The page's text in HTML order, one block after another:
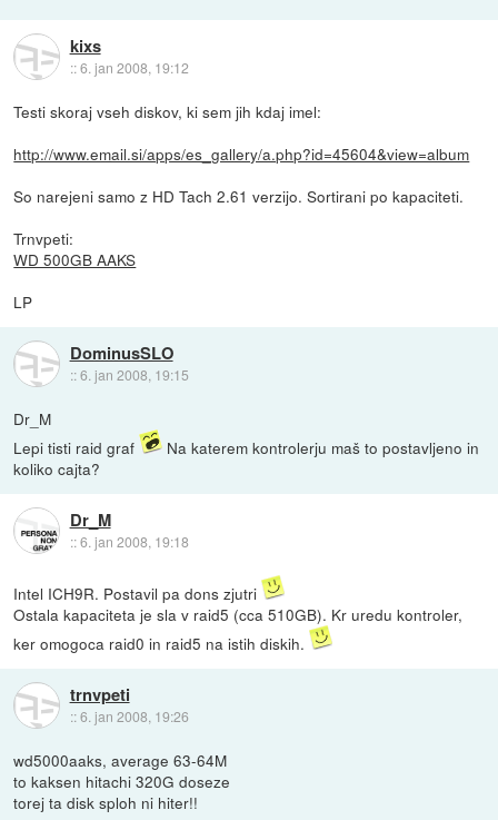
kixs
::6. jan 2008, 19:12
Testi skoraj vseh diskov, ki sem jih kdaj imel:
http://www.email.si/apps/es_gallery/a.php?id=45604&view=album
So narejeni samo z HD Tach 2.61 verzijo. Sortirani po kapaciteti.
Trnvpeti:
WD 500GB AAKS
LP
DominusSLO
::6. jan 2008, 19:15
Dr_M
Lepi tisti raid graf
Na katerem kontrolerju maš to postavljeno in
koliko cajta?
Dr_M
::6. jan 2008, 19:18
Intel ICH9R. Postavil pa dons zjutri
Ostala kapaciteta je sla v raid5 (cca 510GB). Kr uredu kontroler,
ker omogoca raid0 in raid5 na istih diskih.
trnvpeti
::6. jan 2008, 19:26
wd5000aaks, average 63-64M
to kaksen hitachi 320G doseze
torej ta disk sploh ni hiter!!